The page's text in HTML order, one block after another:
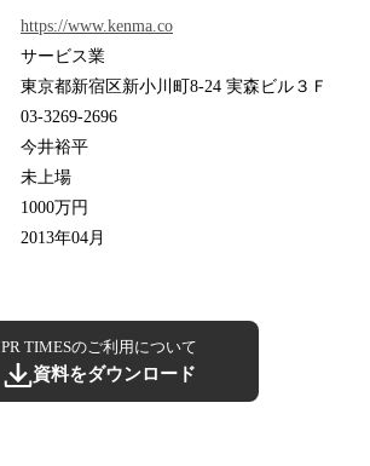
https://www.kenma.co
サービス業
東京都新宿区新小川町8-24 実森ビル３Ｆ
03-3269-2696
今井裕平
未上場
1000万円
2013年04月
PR TIMESのご利用について
資料をダウンロード